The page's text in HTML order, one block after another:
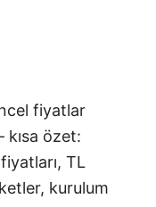
fiyatlar
özet:
TL
kurulum